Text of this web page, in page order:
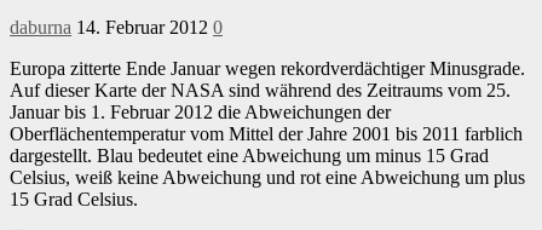
daburna 14. Februar 2012 0
Europa zitterte Ende Januar wegen rekordverdächtiger Minusgrade.
Auf dieser Karte der NASA sind während des Zeitraums vom 25.
Januar bis 1. Februar 2012 die Abweichungen der
Oberflächentemperatur vom Mittel der Jahre 2001 bis 2011 farblich
dargestellt. Blau bedeutet eine Abweichung um minus 15 Grad
Celsius, weiß keine Abweichung und rot eine Abweichung um plus
15 Grad Celsius.